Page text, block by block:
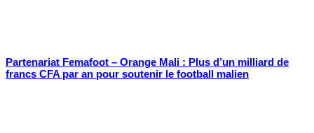
Partenariat Femafoot – Orange Mali : Plus d’un milliard de
francs CFA par an pour soutenir le football malien